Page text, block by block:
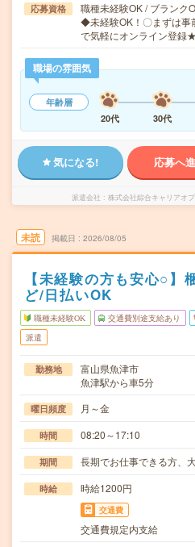
応募資格
職種未経験OK / ブランク
◆未経験OK！〇まずは事
で気軽にオンライン登
職場の雰囲気
年齢層
20代
30代
気になる! 応募へ
派遣会社 株式会社綜合キャリアオ
未読 掲載日 2026/08/05
【未経験の方も安心○】
ど/日払いOK
職種未経験OK 交通費別途支給あり
派遣
勤務地
富山県魚津市
魚津駅から車5分
曜日頻度 月～金
時間 08:20～17:10
期間 長期でお仕事できる方、
時給 時給1200円
交通費
交通費規定内支給